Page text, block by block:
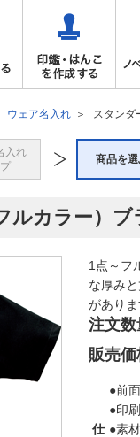
ウェア名入れ スタンダ
入れ
商品を
ルカラー）ブ
1点～フ
な厚み
があり
注文数
販売価
仕
●前
●印
●素